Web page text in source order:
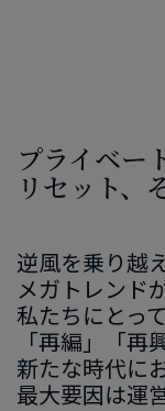
プライベー
リセット、​
逆風を​乗り越
メガトレンド
私たちに​とっ
「再編」​「
新たな​時代に​
最大要因は​運